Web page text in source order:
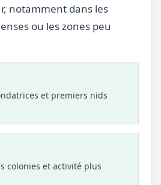
notamment dans les
ou les zones peu
et premiers nids
colonies et activité plus